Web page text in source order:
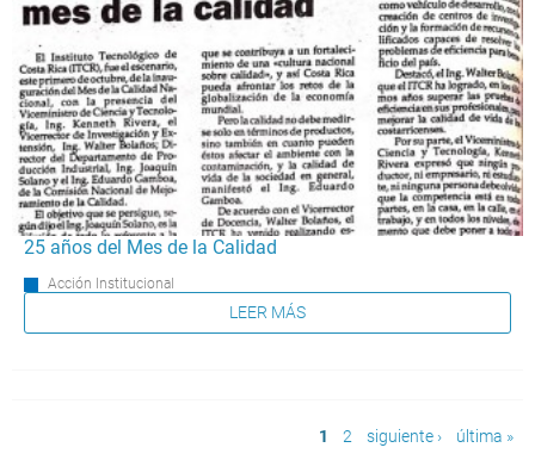
25 años del Mes de la Calidad
Acción Institucional
LEER MÁS
1 2 siguiente › última »